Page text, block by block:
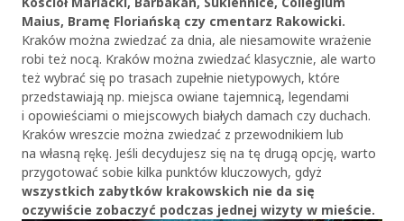
Maius, Bramę Floriańską czy cmentarz Rakowicki.
Kraków można zwiedzać za dnia, ale niesamowite wrażenie
robi też nocą. Kraków można zwiedzać klasycznie, ale warto
też wybrać się po trasach zupełnie nietypowych, które
przedstawiają np. miejsca owiane tajemnicą, legendami
i opowieściami o miejscowych białych damach czy duchach.
Kraków wreszcie można zwiedzać z przewodnikiem lub
na własną rękę. Jeśli decydujesz się na tę drugą opcję, warto
przygotować sobie kilka punktów kluczowych, gdyż
wszystkich zabytków krakowskich nie da się
oczywiście zobaczyć podczas jednej wizyty w mieście.